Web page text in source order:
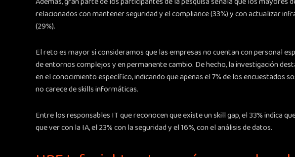
relacionados con mantener seguridad y el compliance (33%) y con actualizar
(29%).
El reto es mayor si consideramos que las empresas no cuentan con personal
de entornos complejos y en permanente cambio. De hecho, la investigación
en el conocimiento específico, indicando que apenas el 7% de los encuestados
no carece de skills informáticas.
Entre los responsables IT que reconocen que existe un skill gap, el 33% indica
que ver con la IA, el 23% con la seguridad y el 16%, con el análisis de datos.